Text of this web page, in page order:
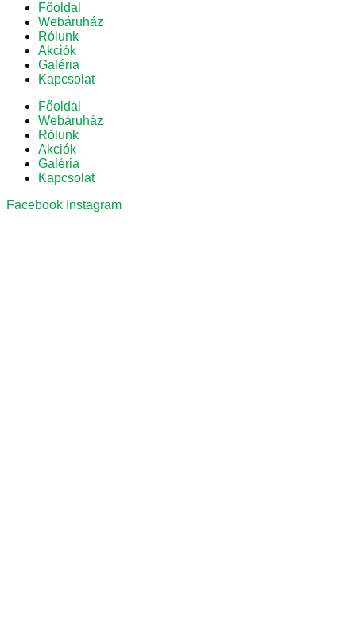
Főoldal
Webáruház
Rólunk
Akciók
Galéria
Kapcsolat
Főoldal
Webáruház
Rólunk
Akciók
Galéria
Kapcsolat
Facebook Instagram